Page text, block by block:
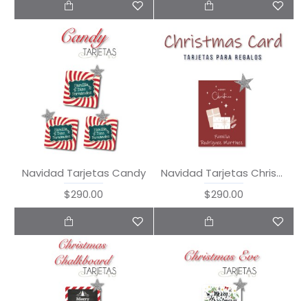
Navidad Tarjetas Candy
$290.00
Navidad Tarjetas Christmas Card
$290.00